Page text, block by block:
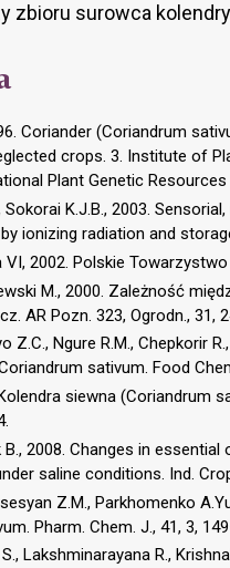
zbioru surowca
Coriander (Coriandrum
crops. 3. Institute of
Plant Genetic
Sokorai K.J.B., 2003.
ionizing radiation and
VI, 2002. Polskie
M., 2000. Zależność
AR Pozn. 323, Ogrodn., 31,
Z.C., Ngure R.M., Chepkorir
sativum. Food
siewna (Coriandrum
2008. Changes in
saline conditions. Ind.
Z.M., Parkhomenko
Pharm. Chem. J., 41, 3,
Lakshminarayana R.,